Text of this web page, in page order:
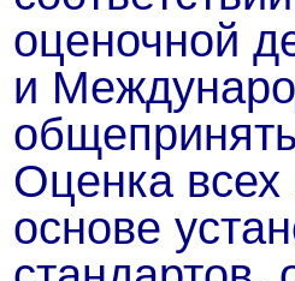
оценочной
и
Оценка всех
основе